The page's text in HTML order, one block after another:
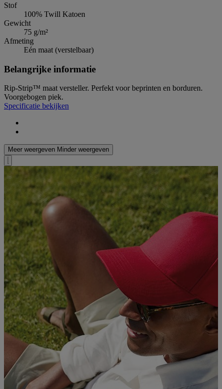
Stof
100% Twill Katoen
Gewicht
75 g/m²
Afmeting
Eén maat (verstelbaar)
Belangrijke informatie
Rip-Strip™ maat versteller. Perfekt voor beprinten en borduren.
Voorgebogen piek.
Specificatie bekijken
Meer weergeven Minder weergeven